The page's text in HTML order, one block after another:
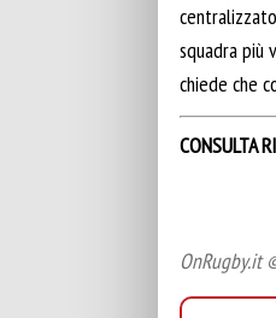
squadra più
chiede che
CONSULTA
OnRugby.it